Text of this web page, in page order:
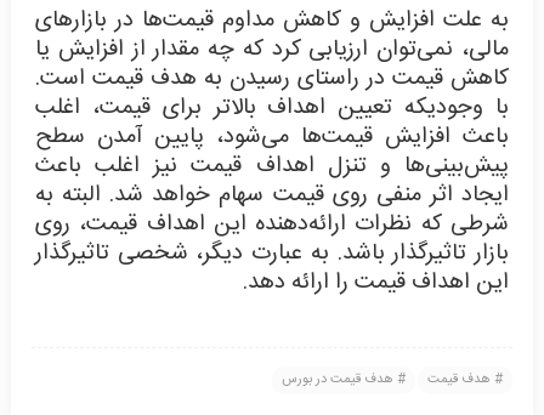
به علت افزایش و کاهش مداوم قیمت‌ها در بازارهای
مالی، نمی‌توان ارزیابی کرد که چه مقدار از افزایش یا
کاهش قیمت در راستای رسیدن به هدف قیمت است.
با وجودیکه تعیین اهداف بالاتر برای قیمت، اغلب
باعث افزایش قیمت‌ها می‌شود، پایین آمدن سطح
پیش‌بینی‌ها و تنزل اهداف قیمت نیز اغلب باعث
ایجاد اثر منفی روی قیمت سهام خواهد شد. البته به
شرطی که نظرات ارائه‌دهنده این اهداف قیمت، روی
بازار تاثیرگذار باشد. به عبارت دیگر، شخصی تاثیرگذار
این اهداف قیمت را ارائه دهد.
هدف قیمت هدف قیمت در بورس